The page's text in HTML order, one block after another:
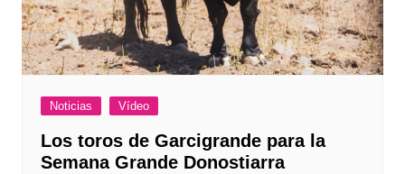
Noticias Vídeo
Los toros de Garcigrande para la
Semana Grande Donostiarra